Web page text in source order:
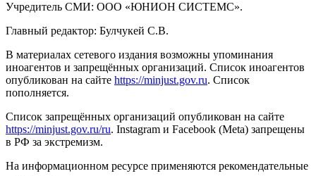
Учредитель СМИ: ООО «ЮНИОН СИСТЕМС».
Главный редактор: Булчукей С.В.
В материалах сетевого издания возможны упоминания
иноагентов и запрещённых организаций. Список иноагентов
опубликован на сайте https://minjust.gov.ru. Список
пополняется.
Список запрещённых организаций опубликован на сайте
https://minjust.gov.ru/ru. Instagram и Facebook (Metа) запрещены
в РФ за экстремизм.
На информационном ресурсе применяются рекомендательные